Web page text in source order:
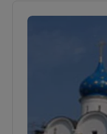
vaak uitverkocht.